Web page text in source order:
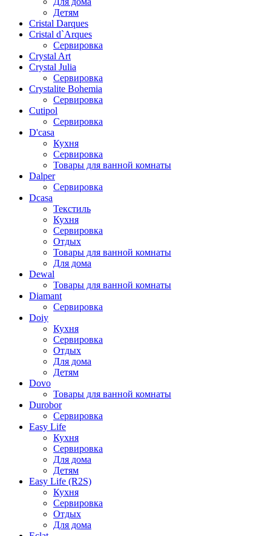
Детям
Cristal Darques
Cristal d`Arques
Сервировка
Crystal Art
Crystal Julia
Сервировка
Crystalite Bohemia
Сервировка
Cutipol
Сервировка
D'casa
Кухня
Сервировка
Товары для ванной комнаты
Dalper
Сервировка
Dcasa
Текстиль
Кухня
Сервировка
Отдых
Товары для ванной комнаты
Для дома
Dewal
Товары для ванной комнаты
Diamant
Сервировка
Doiy
Кухня
Сервировка
Отдых
Для дома
Детям
Dovo
Товары для ванной комнаты
Durobor
Сервировка
Easy Life
Кухня
Сервировка
Для дома
Детям
Easy Life (R2S)
Кухня
Сервировка
Отдых
Для дома